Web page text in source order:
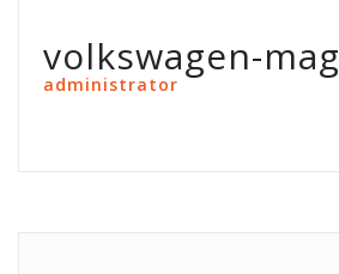
volkswagen-mag
administrator